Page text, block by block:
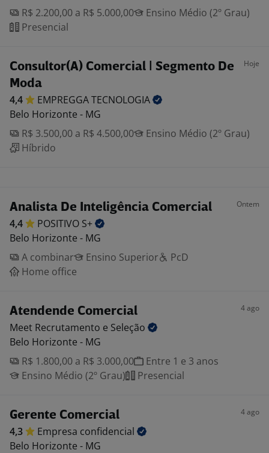
R$ 2.200,00 a R$ 5.000,00
Ensino Médio (2º Grau)
Presencial
Consultor(A) Comercial | Segmento De
Moda
Hoje
4,4 EMPREGGATECNOLOGIA
Belo Horizonte - MG
R$ 3.500,00 a R$ 4.500,00
Ensino Médio (2º Grau)
Híbrido
Analista De Inteligência Comercial Ontem
4,4 POSITIVO S+
Belo Horizonte - MG
A combinar
Ensino Superior
PcD
Home office
Atendende Comercial 4 ago
Meet Recrutamento e Seleção
Belo Horizonte - MG
R$ 1.800,00 a R$ 3.000,00
Entre 1 e 3 anos
Ensino Médio (2º Grau)
Presencial
Gerente Comercial 4 ago
4,3 Empresa confidencial
Belo Horizonte - MG